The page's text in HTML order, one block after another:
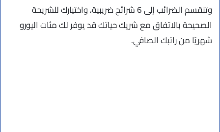
وتنقسم الضرائب إلى 6 شرائح ضريبية، واختيارك للشريحة
الصحيحة بالاتفاق مع شريك حياتك قد يوفر لك مئات اليورو
شهريًا من راتبك الصافي.